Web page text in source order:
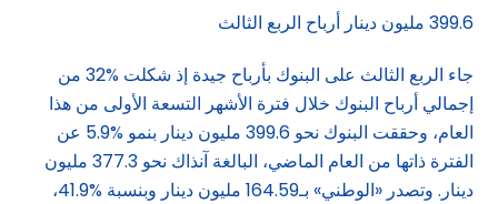
399.6 مليون دينار أرباح الربع الثالث
جاء الربع الثالث على البنوك بأرباح جيدة إذ شكلت %32 من
إجمالي أرباح البنوك خلال فترة الأشهر التسعة الأولى من هذا
العام، وحققت البنوك نحو 399.6 مليون دينار بنمو %5.9 عن
الفترة ذاتها من العام الماضي، البالغة آنذاك نحو 377.3 مليون
دينار. وتصدر «الوطني» بـ164.59 مليون دينار وبنسبة %41.9،